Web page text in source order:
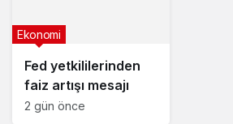
Fed yetkililerinden
faiz artışı mesajı
Ekonomi
2 gün önce